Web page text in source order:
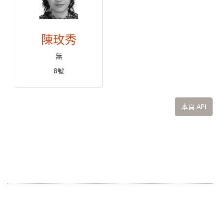
陳玫秀
無
8號
本頁 API